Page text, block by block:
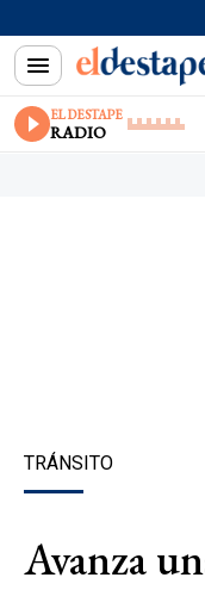
EL DESTAPE
RADIO
TRÁNSITO
Avanza